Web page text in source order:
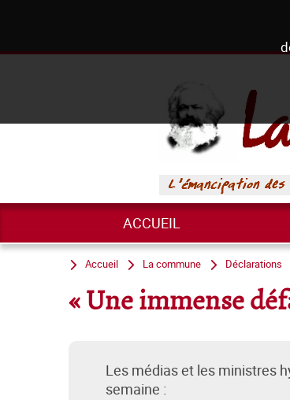
ACCUEIL
Accueil La commune Déclarations
« Une immense
Les médias et les ministres
semaine :